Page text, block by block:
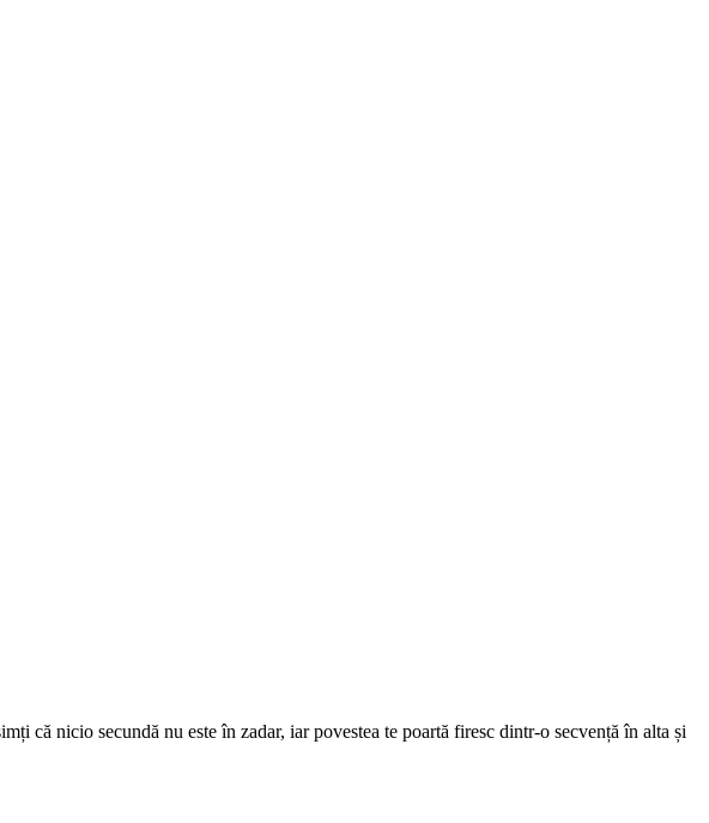
că nicio secundă nu este în zadar, iar povestea te poartă firesc dintr-o secvență în alta și